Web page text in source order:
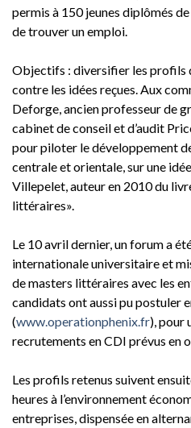
permis à 150 jeunes diplômés
de trouver un emploi.
Objectifs : diversifier les profils
contre les idées reçues. Aux
Deforge, ancien professeur de
cabinet de conseil et d’audit
pour piloter le développement
centrale et orientale, sur une
Villepelet, auteur en 2010 du
littéraires».
Le 10 avril dernier, un forum a
internationale universitaire et
de masters littéraires avec les
candidats ont aussi pu postuler
(www.operationphenix.fr), pour
recrutements en CDI prévus en
Les profils retenus suivent
heures à l’environnement
entreprises, dispensée en